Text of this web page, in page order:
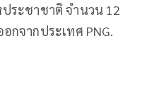
ระชาชาติ จำนวน 12
กจากประเทศ PNG.